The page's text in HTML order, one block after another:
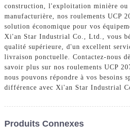
construction, l'exploitation minière
manufacturière, nos roulements UCP
solution économique pour vos
Xi'an Star Industrial Co., Ltd., vous
qualité supérieure, d'un excellent
livraison ponctuelle. Contactez-nous
savoir plus sur nos roulements UCP
nous pouvons répondre à vos besoins
différence avec Xi'an Star Industrial
Produits Connexes